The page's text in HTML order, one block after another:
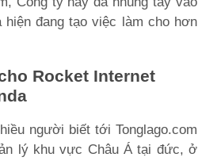
đang tạo việc làm cho hơn
Rocket Internet
người biết tới Tonglago.com
lý khu vực Châu Á tại đức, ở